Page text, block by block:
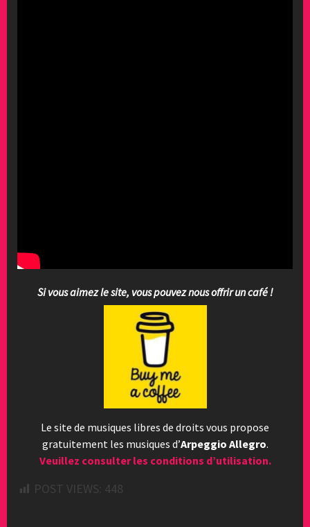
Si vous aimez le site, vous pouvez nous offrir un café !
Le site de musiques libres de droits vous propose
gratuitement les musiques d’Arpeggio Allegro.
Veuillez consulter les conditions d’utilisation.
POST VIEWS: 448